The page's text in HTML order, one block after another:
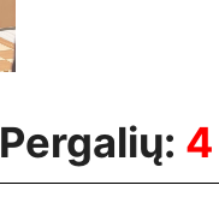
Pergalių: 4